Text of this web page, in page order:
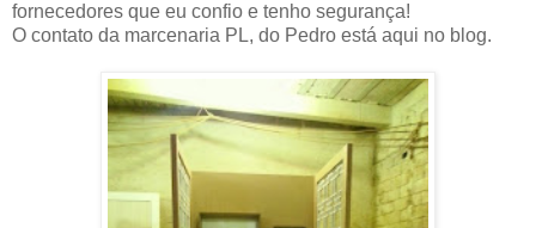
fornecedores que eu confio e tenho segurança!
O contato da marcenaria PL, do Pedro está aqui no blog.